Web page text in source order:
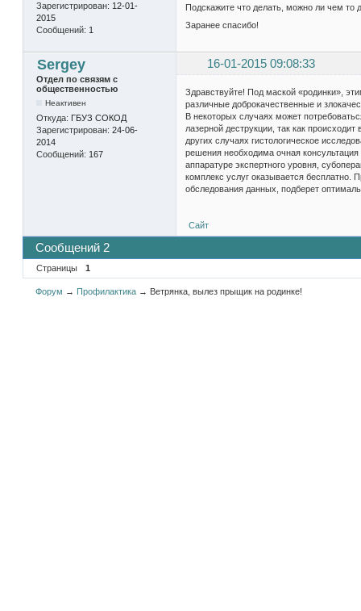
Зарегистрирован: 12-01-
2015
Сообщений: 1
Подскажите что делать, можно ли чем
Заранее спасибо!
Sergey 16-01-2015 09:08:33
Отдел по связям с
общественностью
Неактивен
Откуда: ГБУЗ СОКОД
Зарегистрирован: 24-06-
2014
Сообщений: 167
Здравствуйте! Под маской «родинки»,
различные доброкачественные и
В некоторых случаях может
лазерной деструкции, так как
других случаях гистологическое
решения необходима очная
аппаратуре экспертного уровня,
комплекс услуг оказывается бесплатно.
обследования данных, подберет
Сайт
Сообщений 2
Страницы 1
Форум → Профилактика → Ветрянка, вылез прыщик на родинке!